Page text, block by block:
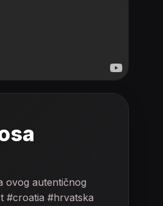
ovog autentičnog
#croatia #hrvatska